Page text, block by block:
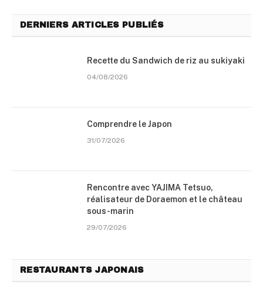
DERNIERS ARTICLES PUBLIÉS
Recette du Sandwich de riz au sukiyaki
04/08/2026
Comprendre le Japon
31/07/2026
Rencontre avec YAJIMA Tetsuo,
réalisateur de Doraemon et le château
sous-marin
29/07/2026
RESTAURANTS JAPONAIS